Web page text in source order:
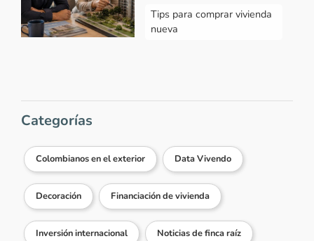
Tips para comprar vivienda
nueva
Categorías
Colombianos en el exterior Data Vivendo
Decoración Financiación de vivienda
Inversión internacional Noticias de finca raíz